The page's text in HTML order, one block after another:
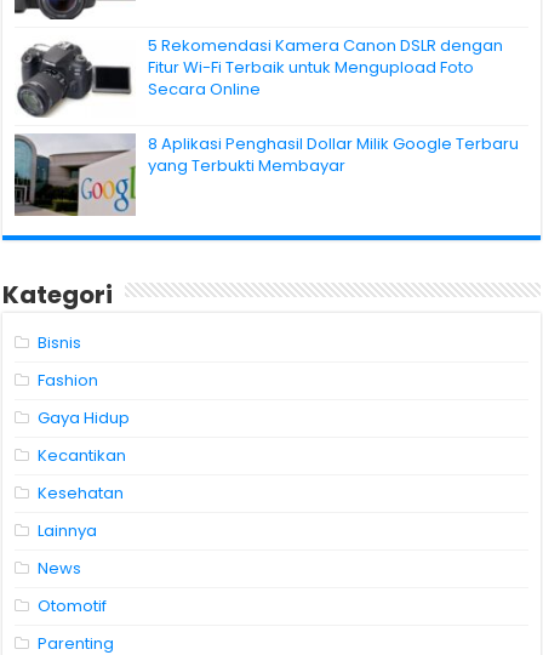
5 Rekomendasi Kamera Canon DSLR dengan
Fitur Wi-Fi Terbaik untuk Mengupload Foto
Secara Online
8 Aplikasi Penghasil Dollar Milik Google Terbaru
yang Terbukti Membayar
Kategori
Bisnis
Fashion
Gaya Hidup
Kecantikan
Kesehatan
Lainnya
News
Otomotif
Parenting